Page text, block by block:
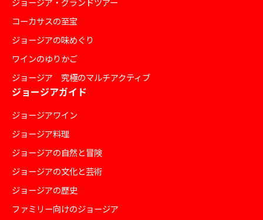
コーカサスの至宝
ジョージアの味めぐり
ワインのゆりかご
ジョージア 究極のマルチアクティブ
ジョージアガイド
ジョージアワイン
ジョージア料理
ジョージアの自然と冒険
ジョージアの文化と芸術
ジョージアの歴史
ファミリー向けのジョージア